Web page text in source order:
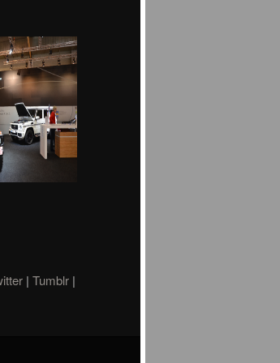
| Tumblr |